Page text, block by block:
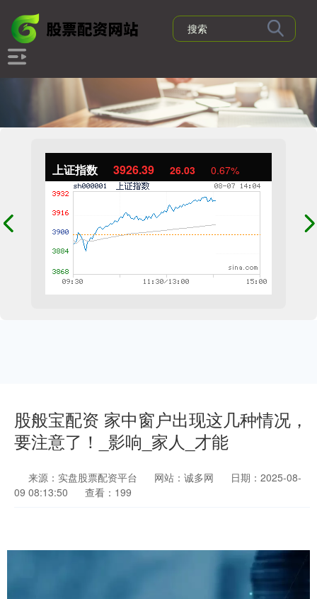
上证指数 3926.90 26.55 0.68%
股般宝配资 家中窗户出现这几种情况，
要注意了！_影响_家人_才能
来源：实盘股票配资平台 网站：诚多网
日期：2025-08-
09 08:13:50
查看：199